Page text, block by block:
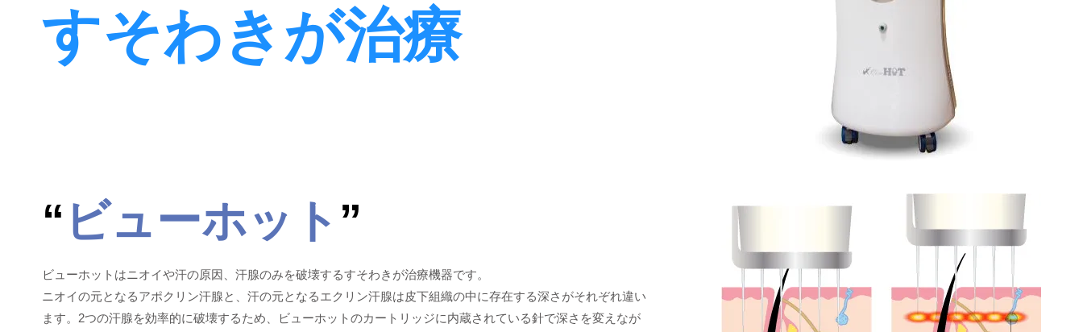
すそわきが治療
“ ビューホット ”
ビューホットはニオイや汗の原因、汗腺のみを破壊するすそわきが治療機器です。
ニオイの元となるアポクリン汗腺と、汗の元となるエクリン汗腺は皮下組織の中に存在する深さがそれぞれ違い
ます。2つの汗腺を効率的に破壊するため、ビューホットのカートリッジに内蔵されている針で深さを変えなが